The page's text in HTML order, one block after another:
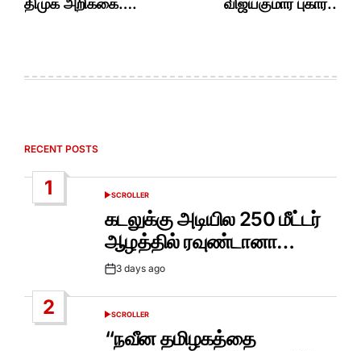
திமுக அறிக்கை…. விஜயகுமார் புகார்..
RECENT POSTS
1
POSTED
SCROLLER
கடலுக்கு அடியில 250 மீட்டர்
ஆழத்தில் ரவுண்டானா…
Post3 days ago
2
POSTED
IN
SCROLLER
“நவீன தமிழகத்தை